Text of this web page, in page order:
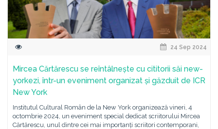
24 Sep 2024
Mircea Cărtărescu se reîntâlnește cu cititorii săi new-
yorkezi, într-un eveniment organizat și găzduit de ICR
New York
Institutul Cultural Român de la New York organizează vineri, 4
octombrie 2024, un eveniment special dedicat scriitorului Mircea
Cărtărescu, unul dintre cei mai importanți scriitori contemporani,